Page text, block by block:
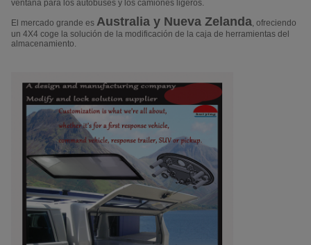
ventana para los autobuses y los camiones ligeros.
El mercado grande es Australia y Nueva Zelanda, ofreciendo
un 4X4 coge la solución de la modificación de la caja de herramientas del
almacenamiento.